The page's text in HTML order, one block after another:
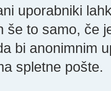
uporabniki
še to samo, če
bi anonimnim
spletne pošte.